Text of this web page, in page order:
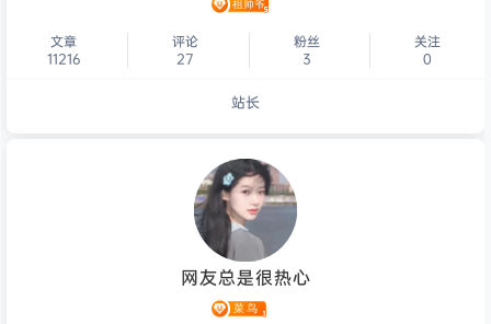
文章
11216
评论
27
粉丝
3
关注
0
站长
个人主页
网友总是很热心